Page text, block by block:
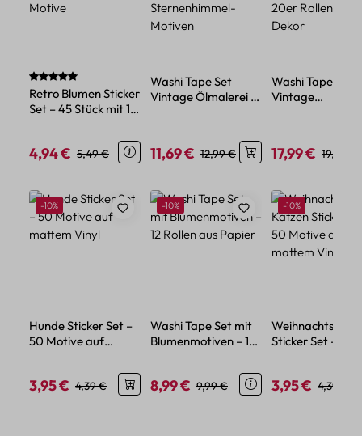
Durchschnittliche Bewertung von 5 von 5 Sternen
Retro Blumen Sticker
Set – 45 Stück mit 15
Verkaufspreis:
4,94 € Regulärer Preis:
5,49 €
Washi Tape Set
Vintage Ölmalerei –
Verkaufspreis:
11,69 € Regulärer Preis:
12,99 €
Washi Tape Set
Vintage
Verkaufspreis:
17,99 € 19,99 €
Produktgalerie überspringen
Rabatt
-10%
Hunde Sticker Set –
50 Motive auf
Verkaufspreis:
3,95 € Regulärer Preis:
4,39 €
Rabatt
-10%
Washi Tape Set mit
Blumenmotiven – 12
Verkaufspreis:
8,99 € Regulärer Preis:
9,99 €
Rabatt
-10%
Weihnachts
Sticker Set – 50
Verkaufspreis:
3,95 € 4,39 €